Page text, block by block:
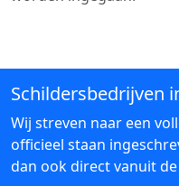
Schildersbedrijven
Wij streven naar een
officieel staan
dan ook direct vanuit